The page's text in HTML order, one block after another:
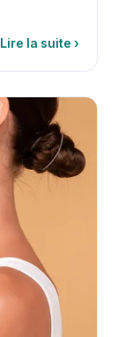
Lire la suite ›